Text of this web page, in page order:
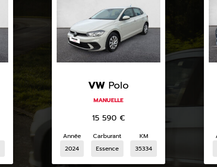
VW Polo
MANUELLE
15 590 €
Année
2024
Carburant
Essence
KM
35334